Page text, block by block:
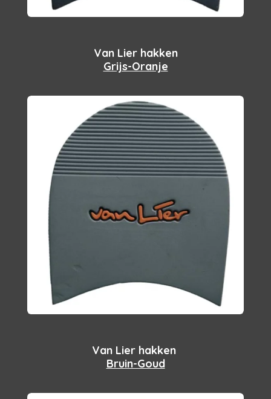
Van Lier hakken
Grijs-Oranje
Van Lier hakken
Bruin-Goud